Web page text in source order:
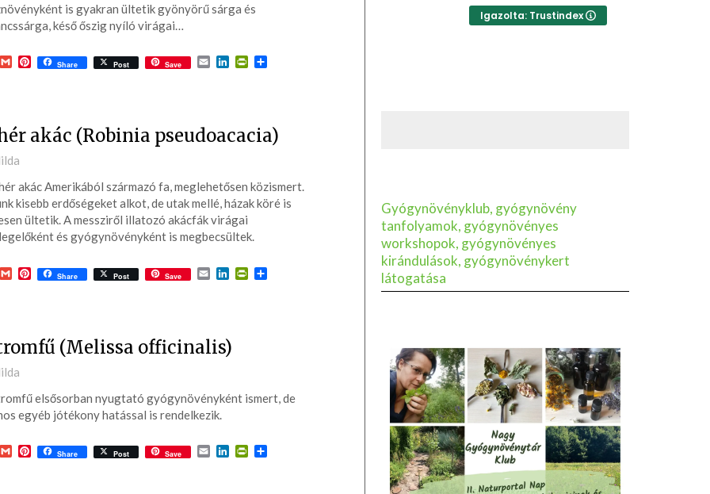
is gyakran ültetik gyönyörű sárga és
késő őszig nyíló virágai…
GmailPinterest
Share Post Save EmailLinkedInPrintFriendly
Ossza
akác (Robinia pseudoacacia)
akác Amerikából származó fa, meglehetősen közismert.
kisebb erdőségeket alkot, de utak mellé, házak köré is
ültetik. A messziről illatozó akácfák virágai
és gyógynövényként is megbecsültek.
GmailPinterest
Share Post Save EmailLinkedInPrintFriendly
Ossza
(Melissa officinalis)
elsősorban nyugtató gyógynövényként ismert, de
egyéb jótékony hatással is rendelkezik.
GmailPinterest
Share Post Save EmailLinkedInPrintFriendly
Ossza
több csillagot adni, akkor azt
mind adnám.
Igazolta: Trustindex
Gyógynövényklub, gyógynövény
tanfolyamok, gyógynövényes
workshopok, gyógynövényes
kirándulások, gyógynövénykert
látogatása